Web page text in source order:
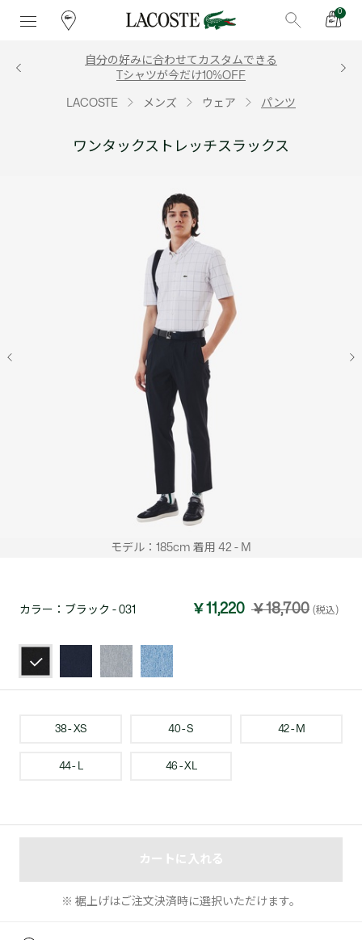
0
自分の好みに合わせてカスタムできる
Tシャツが今だけ10%OFF
LACOSTE メンズ ウェア パンツ
ワンタックストレッチスラックス
モデル：185cm 着用 42 - M
カラー： ブラック - 031 ￥11,220 ￥18,700 (税込)
38 - XS 40 - S 42 - M
44 - L 46 - XL
カートに入れる
※ 裾上げはご注文決済時に選択いただけます。